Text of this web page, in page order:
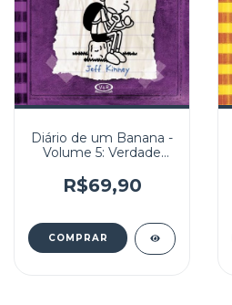
Diário de um Banana -
Volume 5: Verdade
R$69,90